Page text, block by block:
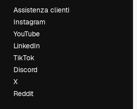
Assistenza clienti
Instagram
YouTube
LinkedIn
TikTok
Discord
X
Reddit